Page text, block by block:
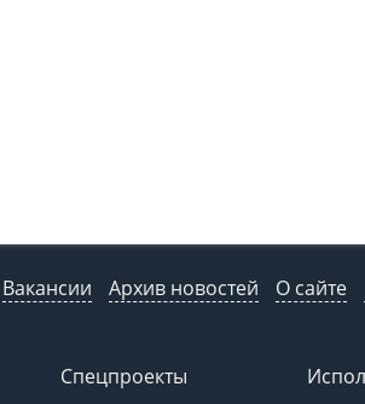
Вакансии Архив новостей О сайте
Спецпроекты